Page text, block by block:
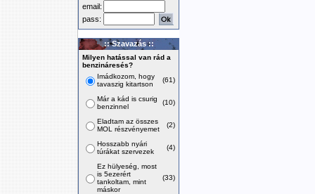
email:
pass:
:: Szavazás ::
Milyen hatással van rád a
benzináresés?
Imádkozom, hogy
tavaszig kitartson
(61)
Már a kád is csurig
benzinnel
(10)
Eladtam az összes
MOL részvényemet
(2)
Hosszabb nyári
túrákat szervezek
(4)
Ez hülyeség, most
is 5ezerért
tankoltam, mint
máskor
(33)